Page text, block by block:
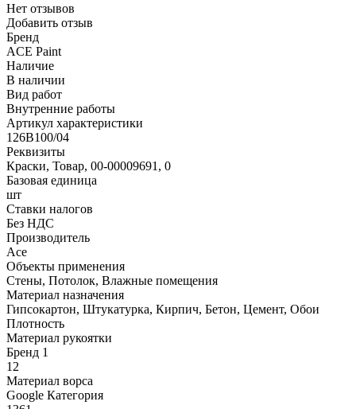
Нет отзывов
Добавить отзыв
Бренд
ACE Paint
Наличие
В наличии
Вид работ
Внутренние работы
Артикул характеристики
126B100/04
Реквизиты
Краски, Товар, 00-00009691, 0
Базовая единица
шт
Ставки налогов
Без НДС
Производитель
Ace
Объекты применения
Стены, Потолок, Влажные помещения
Материал назначения
Гипсокартон, Штукатурка, Кирпич, Бетон, Цемент, Обои
Плотность
Материал рукоятки
Бренд 1
12
Материал ворса
Google Категория